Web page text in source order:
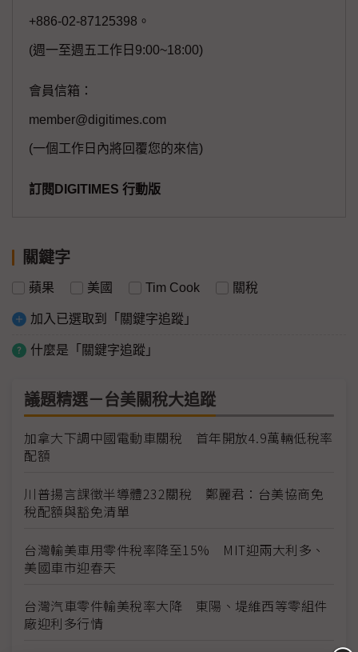
+886-02-87125398。
(週一至週五工作日9:00~18:00)
會員信箱：
member@digitimes.com
(一個工作日內將回覆您的來信)
訂閱DIGITIMES 行動版
關鍵字
蘋果 美國 Tim Cook 關稅
加入已選取到「關鍵字追蹤」
什麼是「關鍵字追蹤」
議題精選－台美關稅大追蹤
加拿大下調中國電動車關稅 首年開放4.9萬輛低稅率
配額
川普揚言課徵半導體232關稅 鄭麗君：台美協商免
稅配額與豁免清單
台灣輸美車用零件稅率降至15% MIT迎兩大利多、
美國車市迎春天
台灣汽車零件輸美稅率大降 東陽、堤維西等零組件
廠迎利多行情